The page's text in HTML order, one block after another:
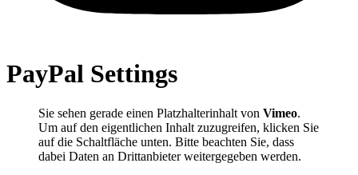
PayPal Settings
Sie sehen gerade einen Platzhalterinhalt von Vimeo.
Um auf den eigentlichen Inhalt zuzugreifen, klicken Sie
auf die Schaltfläche unten. Bitte beachten Sie, dass
dabei Daten an Drittanbieter weitergegeben werden.